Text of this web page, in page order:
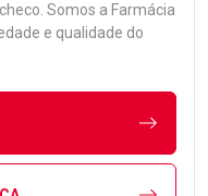
Somos a Farmácia
e qualidade do